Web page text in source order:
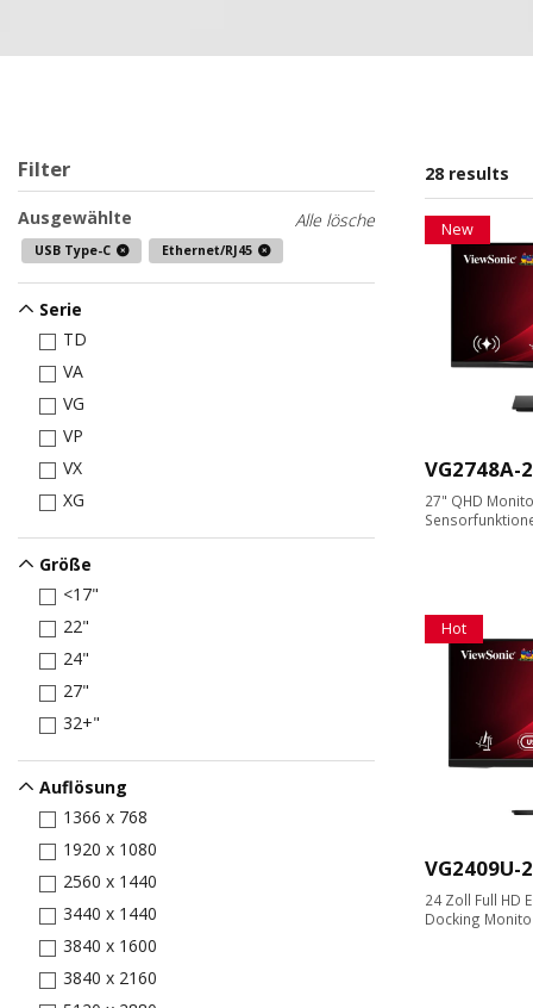
Filter
Alle lösche
Ausgewählte
USB Type-C Ethernet/RJ45
Serie
TD
VA
VG
VP
VX
XG
Größe
<17"
22"
24"
27"
32+"
Auflösung
1366 x 768
1920 x 1080
2560 x 1440
3440 x 1440
3840 x 1600
3840 x 2160
28 results
New
VG2748A-
27" QHD
Hot
VG2409U-2
24 Zoll Full HD
Docking